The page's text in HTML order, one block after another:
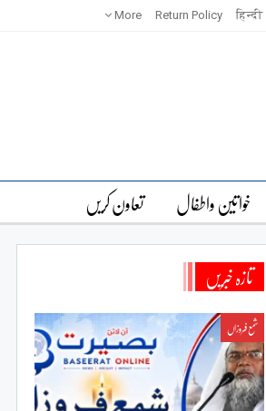
हिन्दी
Return Policy
More
خواتین واطفال تعاون کریں
تازہ خبریں
شمع فروزاں